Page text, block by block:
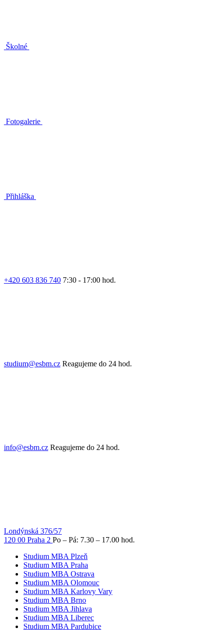
Školné
Fotogalerie
Přihláška
+420 603 836 740 7:30 - 17:00 hod.
studium@esbm.cz Reagujeme do 24 hod.
info@esbm.cz Reagujeme do 24 hod.
Londýnská 376/57
120 00 Praha 2 Po – Pá: 7.30 – 17.00 hod.
Studium MBA Plzeň
Studium MBA Praha
Studium MBA Ostrava
Studium MBA Olomouc
Studium MBA Karlovy Vary
Studium MBA Brno
Studium MBA Jihlava
Studium MBA Liberec
Studium MBA Pardubice